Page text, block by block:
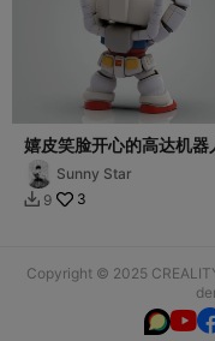
嬉皮笑脸开心的高达机器
POP可爱模型摆件
Sunny Star
 9 3
Copyright © 2025
